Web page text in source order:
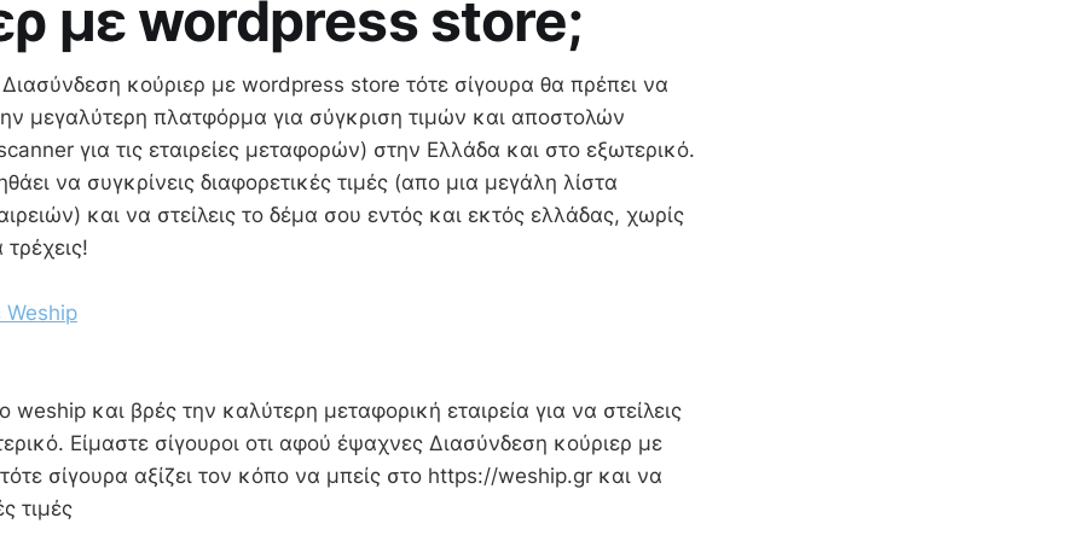
με wordpress store;
κούριερ με wordpress store τότε σίγουρα θα πρέπει να
μεγαλύτερη πλατφόρμα για σύγκριση τιμών και αποστολών
για τις εταιρείες μεταφορών) στην Ελλάδα και στο εξωτερικό.
να συγκρίνεις διαφορετικές τιμές (απο μια μεγάλη λίστα
και να στείλεις το δέμα σου εντός και εκτός ελλάδας, χωρίς
τρέχεις!
και βρές την καλύτερη μεταφορική εταιρεία για να στείλεις
Είμαστε σίγουροι οτι αφού έψαχνες Διασύνδεση κούριερ με
σίγουρα αξίζει τον κόπο να μπείς στο https://weship.gr και να
τιμές